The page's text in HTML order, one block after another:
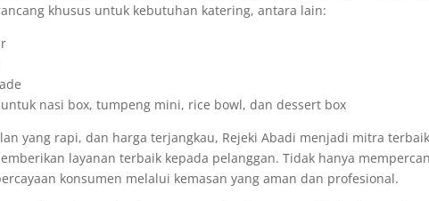
khusus untuk kebutuhan katering, antara lain:
nasi box, tumpeng mini, rice bowl, dan dessert box
yang rapi, dan harga terjangkau, Rejeki Abadi menjadi mitra terbaik
layanan terbaik kepada pelanggan. Tidak hanya
konsumen melalui kemasan yang aman dan profesional.